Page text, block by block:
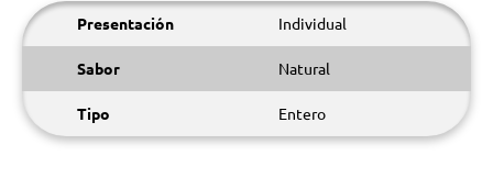
Presentación Individual
Sabor Natural
Tipo Entero